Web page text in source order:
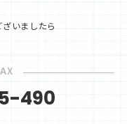
いましたら
490